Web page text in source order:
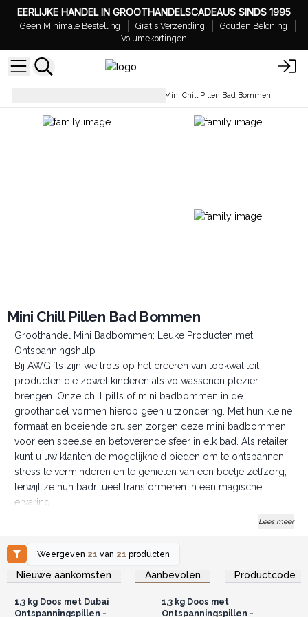
EERLIJKE HANDEL IN GROOTHANDELSCADEAUS SINDS 1995
Geen Minimale Bestelling Gratis Verzending
Gouden Beloning
Volumekortingen
Mini Chill Pillen Bad Bommen
Mini Chill Pillen Bad Bommen
Groothandel Mini Badbommen: Leuke Producten met
Ontspanningshulp
Bij AWGifts zijn we trots op het creëren van topkwaliteit
producten die zowel kinderen als volwassenen plezier
brengen. Onze chill pills of mini badbommen in de
groothandel vormen hierop geen uitzondering. Met hun kleine
formaat en boeiende bruisen zorgen deze mini badbommen
voor een speelse en betoverende sfeer in elk bad. Als retailer
kunt u uw klanten de mogelijkheid bieden om te ontspannen,
stress te verminderen en te genieten van een beetje zelfzorg,
terwijl ze hun badritueel transformeren in een magische
ervaring.
gemakkelijke presentatie zijn. Onze groothandel mini
badbommen worden prachtig gepresenteerd in aantrekkelijke
displaydozen, klaar om op uw schappen te worden
badbommen, met een totaalgewicht van 1,3 kg. De mini
Lees meer
Weergeven 21 van 21 producten
Nieuwe aankomsten Aanbevolen Productcode
Log in of registreer u voor
groothandelsprijzen.
1,3 kg Doos met Dubai
Ontspanningspillen -
Log in of registreer u voor
groothandelsprijzen.
1,3 kg Doos met
Ontspanningspillen -